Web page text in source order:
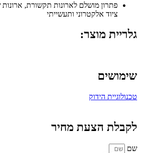
פתרון מושלם לארונות תקשורת,
ציוד אלקטרוני ותעשייתי
גלריית מוצר:
שימושים
טכנולוגיית הידוק
לקבלת הצעת מחיר
שם